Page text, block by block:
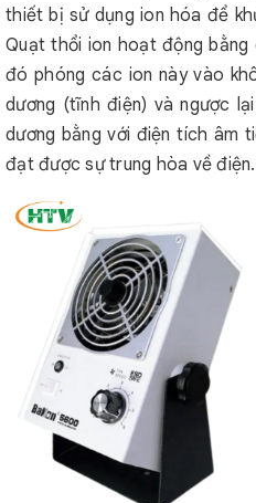
thiết bị sử dụng ion hóa để
Quạt thổi ion hoạt động
đó phóng các ion này vào
dương (tĩnh điện) và ngược
dương bằng với điện tích âm
đạt được sự trung hòa về điện.